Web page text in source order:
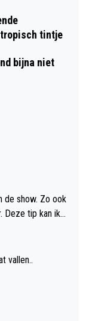
tintje
bijna niet
de show. Zo ook
Deze tip kan ik
vallen..